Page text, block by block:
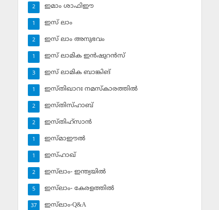
ഇമാം ശാഫിഈ
2
ഇസ് ലാം
1
ഇസ് ലാം അനുഭവം
2
ഇസ് ലാമിക ഇന്‍ഷുറന്‍സ്‌
1
ഇസ് ലാമിക ബാങ്കിങ്‌
3
ഇസ്തിഖാറഃ നമസ്‌കാരത്തില്‍
1
ഇസ്തിസ്ഹാബ്
2
ഇസ്തിഹ്‌സാന്‍
2
ഇസ്മാഈല്‍
1
ഇസ്ഹാഖ്‌
1
ഇസ്‌ലാം- ഇന്ത്യയില്‍
2
ഇസ്‌ലാം- കേരളത്തില്‍
5
ഇസ്‌ലാം-Q&A
37